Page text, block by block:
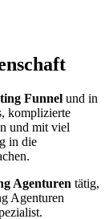
Funnel und in
komplizierte
und mit viel
in die
Agenturen tätig,
Agenturen